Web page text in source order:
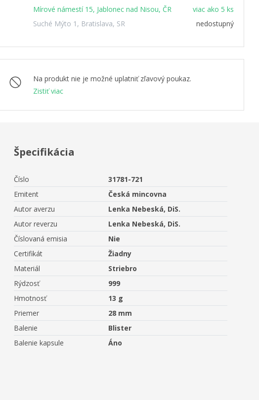
Mírové námestí 15, Jablonec nad Nisou, ČR
viac ako 5 ks
Suché Mýto 1, Bratislava, SR
nedostupný
Na produkt nie je možné uplatniť zľavový poukaz.
Zistiť viac
Špecifikácia
Číslo
31781-721
Emitent
Česká mincovna
Autor averzu
Lenka Nebeská, DiS.
Autor reverzu
Lenka Nebeská, DiS.
Číslovaná emisia
Nie
Certifikát
Žiadny
Materiál
Striebro
Rýdzosť
999
Hmotnosť
13 g
Priemer
28 mm
Balenie
Blister
Balenie kapsule
Áno